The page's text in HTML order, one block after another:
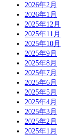
2026年2月
2026年1月
2025年12月
2025年11月
2025年10月
2025年9月
2025年8月
2025年7月
2025年6月
2025年5月
2025年4月
2025年3月
2025年2月
2025年1月